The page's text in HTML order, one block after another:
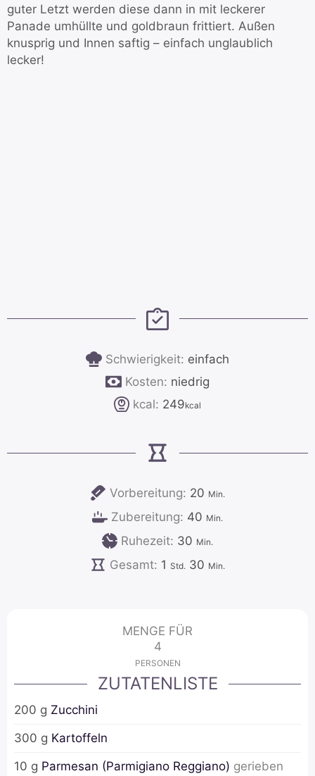
guter Letzt werden diese dann in mit leckerer
Panade umhüllte und goldbraun frittiert. Außen
knusprig und Innen saftig – einfach unglaublich
lecker!
Schwierigkeit: einfach
Kosten: niedrig
kcal: 249kcal
Vorbereitung: 20Minuten
Min.
Zubereitung: 40 Minuten
Min.
Ruhezeit: 30 Minuten
Min.
Gesamt: 1 Stunde
Std. 30Minuten
Min.
MENGE FÜR
4
PERSONEN
ZUTATENLISTE
200 g Zucchini
300 g Kartoffeln
10 g Parmesan (Parmigiano Reggiano) gerieben